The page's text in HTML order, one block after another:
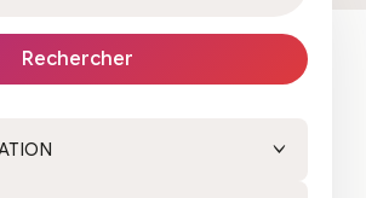
Rechercher